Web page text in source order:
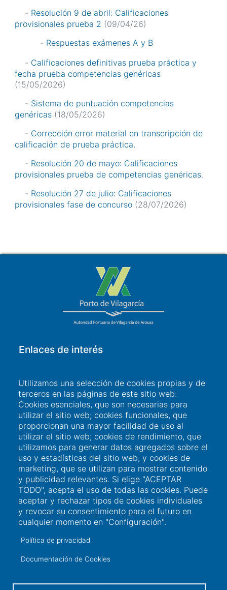
- Resolución 9 de abril: Calificaciones
provisionales prueba 2 (09/04/26)
- Respuestas exámenes A y B
- Calificaciones definitivas prueba práctica y
fecha prueba competencias genéricas
(15/05/2026)
- Sistema de puntuación competencias
genéricas (18/05/2026)
- Corrección error material en transcripción de
calificación de prueba práctica.
- Resolución 20 de mayo: Calificaciones
provisionales prueba de competencias genéricas.
- Resolución 27 de julio: Calificaciones
provisionales fase de concurso (28/07/2026)
Información de contacto
+34 986 565 129
Peirao de Pasaxeiros, 1. 36600 Vilagarcía de
Arousa (Pontevedra)
Enlaces de interés
Acceso a usuarios
Sede Electrónica
Perfil del contratante
Contacto
Utilizamos una selección de cookies propias y de
terceros en las páginas de este sitio web:
Cookies esenciales, que son necesarias para
utilizar el sitio web; cookies funcionales, que
proporcionan una mayor facilidad de uso al
utilizar el sitio web; cookies de rendimiento, que
utilizamos para generar datos agregados sobre el
uso y estadísticas del sitio web; y cookies de
marketing, que se utilizan para mostrar contenido
y publicidad relevantes. Si elige "ACEPTAR
TODO", acepta el uso de todas las cookies. Puede
aceptar y rechazar tipos de cookies individuales
y revocar su consentimiento para el futuro en
cualquier momento en "Configuración".
Política de privacidad
Documentación de Cookies